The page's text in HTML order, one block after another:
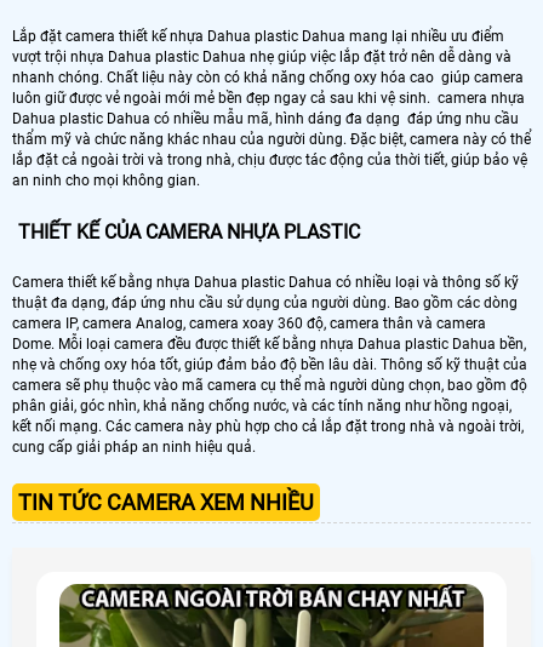
Lắp đặt camera thiết kế nhựa Dahua plastic Dahua mang lại nhiều ưu điểm
vượt trội nhựa Dahua plastic Dahua nhẹ giúp việc lắp đặt trở nên dễ dàng và
nhanh chóng. Chất liệu này còn có khả năng chống oxy hóa cao giúp camera
luôn giữ được vẻ ngoài mới mẻ bền đẹp ngay cả sau khi vệ sinh. camera nhựa
Dahua plastic Dahua có nhiều mẫu mã, hình dáng đa dạng đáp ứng nhu cầu
thẩm mỹ và chức năng khác nhau của người dùng. Đặc biệt, camera này có thể
lắp đặt cả ngoài trời và trong nhà, chịu được tác động của thời tiết, giúp bảo vệ
an ninh cho mọi không gian.
THIẾT KẾ CỦA CAMERA NHỰA PLASTIC
Camera thiết kế bằng nhựa Dahua plastic Dahua có nhiều loại và thông số kỹ
thuật đa dạng, đáp ứng nhu cầu sử dụng của người dùng. Bao gồm các dòng
camera IP, camera Analog, camera xoay 360 độ, camera thân và camera
Dome. Mỗi loại camera đều được thiết kế bằng nhựa Dahua plastic Dahua bền,
nhẹ và chống oxy hóa tốt, giúp đảm bảo độ bền lâu dài. Thông số kỹ thuật của
camera sẽ phụ thuộc vào mã camera cụ thể mà người dùng chọn, bao gồm độ
phân giải, góc nhìn, khả năng chống nước, và các tính năng như hồng ngoại,
kết nối mạng. Các camera này phù hợp cho cả lắp đặt trong nhà và ngoài trời,
cung cấp giải pháp an ninh hiệu quả.
TIN TỨC CAMERA XEM NHIỀU